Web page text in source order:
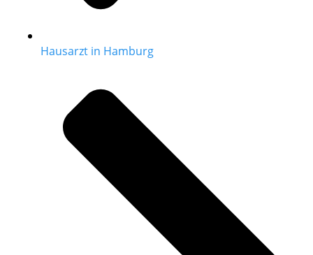
Hausarzt in Hamburg